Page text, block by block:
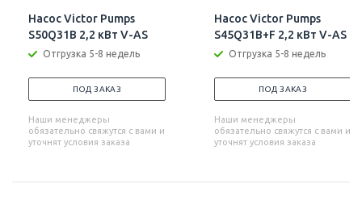
Насос Victor Pumps
S50Q31B 2,2 кВт V-AS
Отгрузка 5-8 недель
ПОД ЗАКАЗ
Наши менеджеры
обязательно свяжутся с вами и
уточнят условия заказа
Насос Victor Pumps
S45Q31B+F 2,2 кВт V-AS
Отгрузка 5-8 недель
ПОД ЗАКАЗ
Наши менеджеры
обязательно свяжутся с вами и
уточнят условия заказа